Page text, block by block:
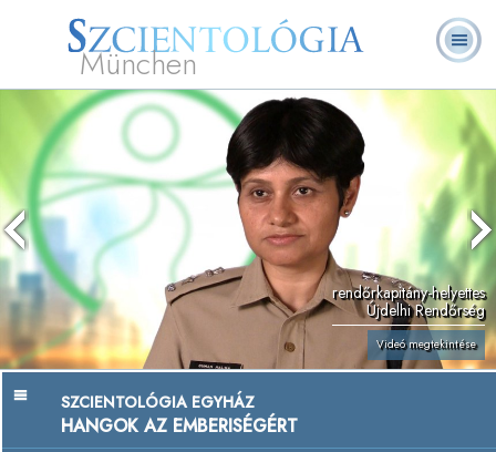
München
L. Ron Hubbard Mi a Szcientológia? Önkéntes lelkészek GYIK Könyvek
rendőrkapitány-helyettes
Újdelhi Rendőrség
Videó megtekintése
SZCIENTOLÓGIA EGYHÁZ
HANGOK AZ EMBERISÉGÉRT